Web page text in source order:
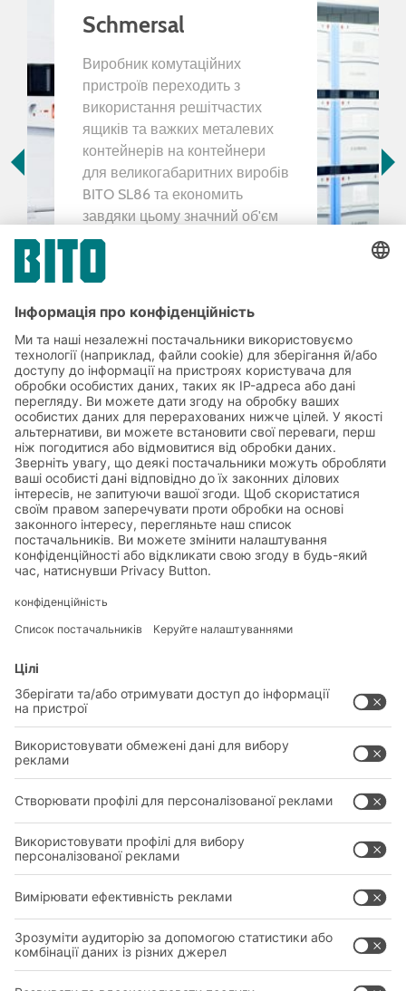
Schmersal
Виробник комутаційних
пристроїв переходить з
використання решітчастих
ящиків та важких металевих
контейнерів на контейнери
для великогабаритних виробів
BITO SL86 та економить
завдяки цьому значний об'єм
складської площі.
Ми змогли переконати Вас?
Тоді будемо раді Вашому запиту:
+380 67 395 32 62
ВІДІСЛАТИ ЗАПИТ
РІШЕННЯ
СИСТЕМИ
ГАЛУЗІ
ОБСЛУГОВУВАННЯ
КОНСУЛЬТАЦІЇ ТА ПОСЛУГИ
ПРАВОВИЙ
ПОЛІТИКА КОНФІДЕНЦІЙНОСТІ
КОНТАКТИ ГОЛОВНОГО ОФІСУ
НАЛАШТУВАННЯ ПРИВАТНОСТІ